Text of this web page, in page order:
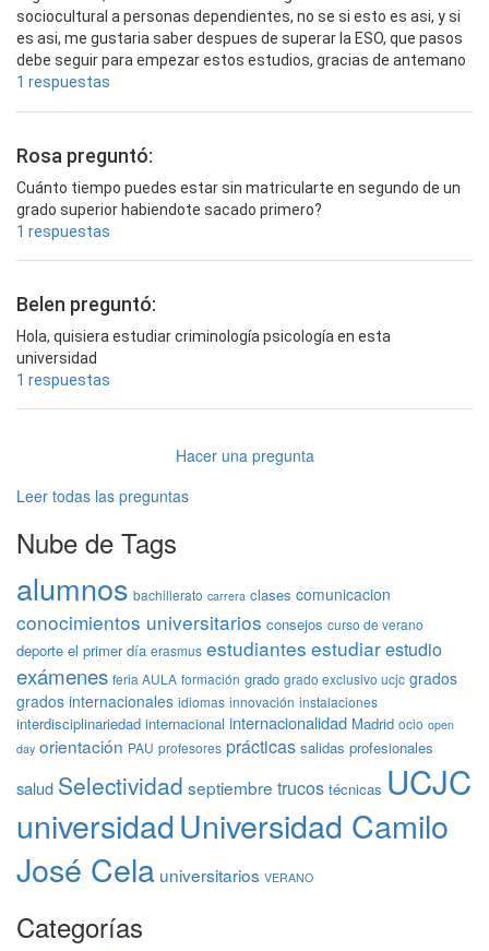
sociocultural a personas dependientes, no se si esto es asi, y si
es asi, me gustaria saber despues de superar la ESO, que pasos
debe seguir para empezar estos estudios, gracias de antemano
1 respuestas
Rosa preguntó:
Cuánto tiempo puedes estar sin matricularte en segundo de un
grado superior habiendote sacado primero?
1 respuestas
Belen preguntó:
Hola, quisiera estudiar criminología psicología en esta
universidad
1 respuestas
Hacer una pregunta
Leer todas las preguntas
Nube de Tags
alumnos bachillerato carrera clases comunicacion
conocimientos universitarios consejos curso de verano
deporte el primer día erasmus estudiantes estudiarestudio
exámenes feria AULA formación grado grado exclusivo ucjc grados
grados internacionales idiomas innovación instalaciones
interdisciplinariedad internacional internacionalidad Madrid ocio open
day orientación PAU profesores prácticas salidas profesionales
salud Selectividad septiembre trucos técnicas UCJC
universidadUniversidad Camilo
José Cela universitarios VERANO
Categorías